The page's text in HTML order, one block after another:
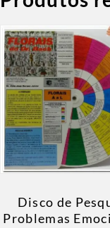
Disco de
Problemas